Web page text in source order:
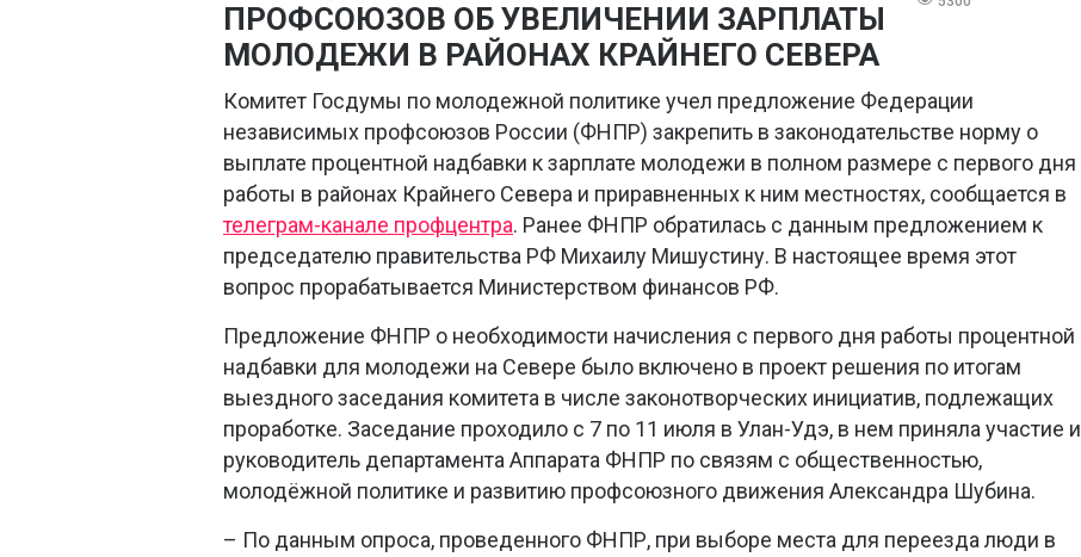
ПРОФСОЮЗОВ ОБ УВЕЛИЧЕНИИ ЗАРПЛАТЫ
МОЛОДЕЖИ В РАЙОНАХ КРАЙНЕГО СЕВЕРА
Комитет Госдумы по молодежной политике учел предложение Федерации
независимых профсоюзов России (ФНПР) закрепить в законодательстве норму о
выплате процентной надбавки к зарплате молодежи в полном размере с первого дня
работы в районах Крайнего Севера и приравненных к ним местностях, сообщается в
телеграм-канале профцентра. Ранее ФНПР обратилась с данным предложением к
председателю правительства РФ Михаилу Мишустину. В настоящее время этот
вопрос прорабатывается Министерством финансов РФ.
Предложение ФНПР о необходимости начисления с первого дня работы процентной
надбавки для молодежи на Севере было включено в проект решения по итогам
выездного заседания комитета в числе законотворческих инициатив, подлежащих
проработке. Заседание проходило с 7 по 11 июля в Улан-Удэ, в нем приняла участие и
руководитель департамента Аппарата ФНПР по связям с общественностью,
молодёжной политике и развитию профсоюзного движения Александра Шубина.
– По данным опроса, проведенного ФНПР, при выборе места для переезда люди в